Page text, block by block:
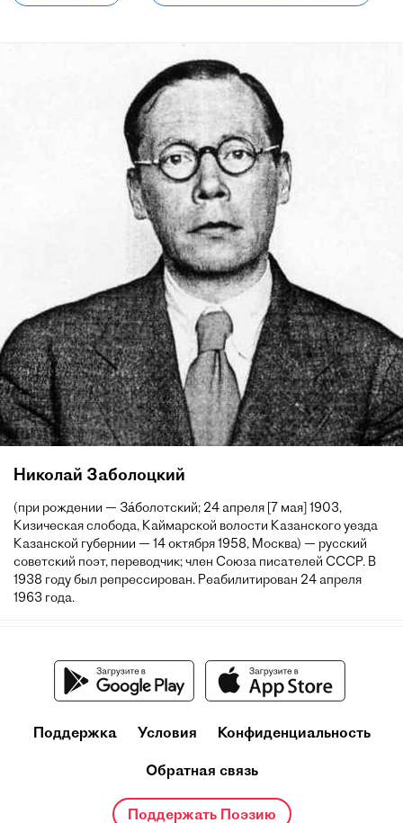
Николай Заболоцкий
(при рождении — За́болотский; 24 апреля [7 мая] 1903,
Кизическая слобода, Каймарской волости Казанского уезда
Казанской губернии — 14 октября 1958, Москва) — русский
советский поэт, переводчик; член Союза писателей СССР. В
1938 году был репрессирован. Реабилитирован 24 апреля
1963 года.
Поддержка Условия Конфиденциальность
Обратная связь
Поддержать Поэзию